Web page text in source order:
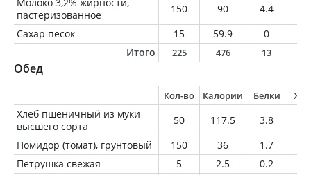
пастеризованное
150 90 4.4
Сахар песок
15 59.9 0
Итого
225 476 13
Обед
Кол-во Калории Белки
Хлеб пшеничный из муки
высшего сорта
50 117.5 3.8
Помидор (томат), грунтовый
150 36 1.7
Петрушка свежая
5 2.5 0.2